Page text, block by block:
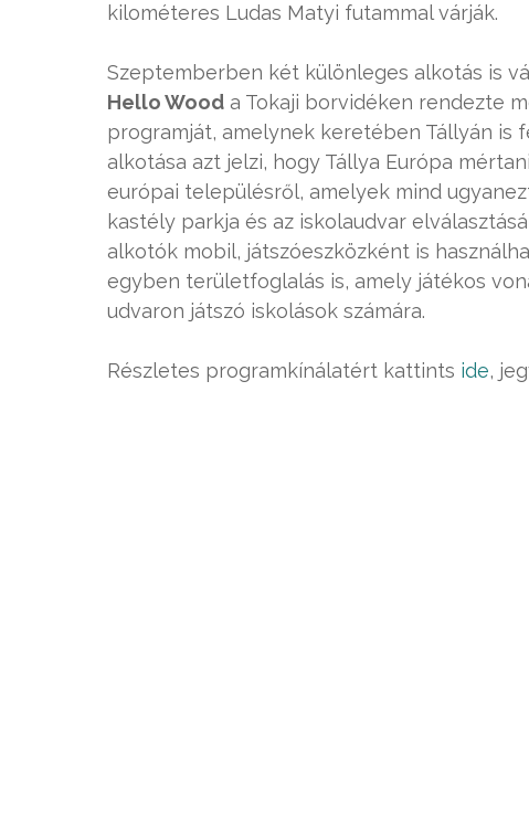
kilométeres Ludas Matyi futammal várják.
Szeptemberben két különleges alkotás is
Hello Wood a Tokaji borvidéken rendezte
programját, amelynek keretében Tállyán is
alkotása azt jelzi, hogy Tállya Európa
európai településről, amelyek mind
kastély parkja és az iskolaudvar
alkotók mobil, játszóeszközként is
egyben területfoglalás is, amely játékos
udvaron játszó iskolások számára.
Részletes programkínálatért kattints ide,